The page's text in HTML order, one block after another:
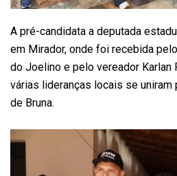
A pré-candidata a deputada
em Mirador, onde foi recebida
do Joelino e pelo vereador Karlan
várias lideranças locais se uniram
de Bruna.